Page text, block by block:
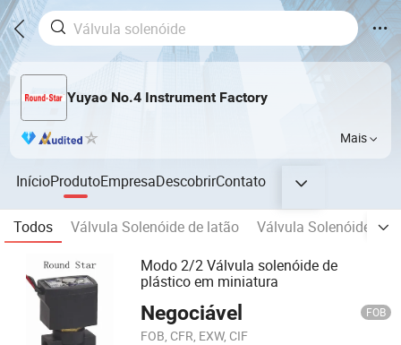
Yuyao No.4 Instrument Factory
Mais
InícioProdutoEmpresaDescobrirContato
Todos Válvula Solenóide de latão
Válvula Solenóide de
Modo 2/2 Válvula solenóide de
plástico em miniatura
Negociável FOB
FOB, CFR, EXW, CIF